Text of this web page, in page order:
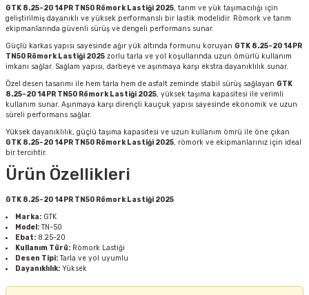
GTK 8.25-20 14PR TN50 Römork Lastiği 2025, tarım ve yük taşımacılığı için
geliştirilmiş dayanıklı ve yüksek performanslı bir lastik modelidir. Römork ve tarım
ekipmanlarında güvenli sürüş ve dengeli performans sunar.
Güçlü karkas yapısı sayesinde ağır yük altında formunu koruyan GTK 8.25-20 14PR
TN50 Römork Lastiği 2025 zorlu tarla ve yol koşullarında uzun ömürlü kullanım
imkanı sağlar. Sağlam yapısı, darbeye ve aşınmaya karşı ekstra dayanıklılık sunar.
Özel desen tasarımı ile hem tarla hem de asfalt zeminde stabil sürüş sağlayan GTK
8.25-20 14PR TN50 Römork Lastiği 2025, yüksek taşıma kapasitesi ile verimli
kullanım sunar. Aşınmaya karşı dirençli kauçuk yapısı sayesinde ekonomik ve uzun
süreli performans sağlar.
Yüksek dayanıklılık, güçlü taşıma kapasitesi ve uzun kullanım ömrü ile öne çıkan
GTK 8.25-20 14PR TN50 Römork Lastiği 2025, römork ve ekipmanlarınız için ideal
bir tercihtir.
Ürün Özellikleri
GTK 8.25-20 14PR TN50 Römork Lastiği 2025
Marka: GTK
Model:TN-50
Ebat: 8.25-20
Kullanım Türü: Römork Lastiği
Desen Tipi:Tarla ve yol uyumlu
Dayanıklılık: Yüksek